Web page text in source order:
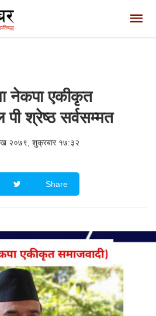
नेकपा एकीकृत
पी श्रेष्ठ सर्वसम्मत
२०७९, शुक्रबार १७:३२
Share